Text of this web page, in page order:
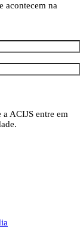
acontecem na
ACIJS entre em